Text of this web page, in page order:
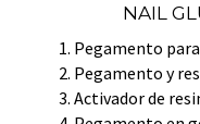
NAIL
Pegamento
Pegamento y
Activador de